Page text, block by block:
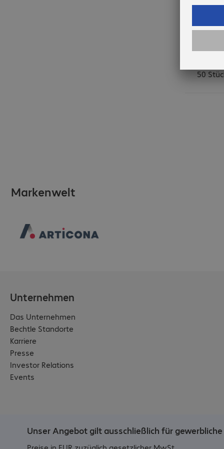
Wenn
50
Markenwelt
Unternehmen
Das Unternehmen
Bechtle Standorte
Karriere
Presse
Investor Relations
Events
Unser Angebot gilt ausschließlich für